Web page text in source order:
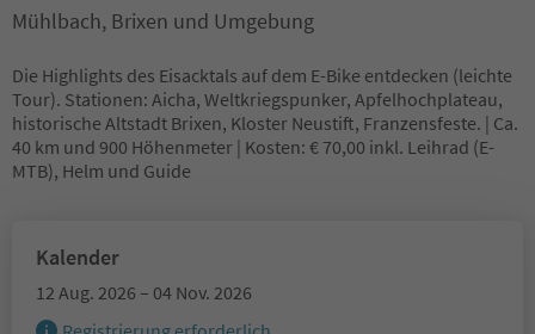
Mühlbach, Brixen und Umgebung
Die Highlights des Eisacktals auf dem E-Bike entdecken (leichte
Tour). Stationen: Aicha, Weltkriegspunker, Apfelhochplateau,
historische Altstadt Brixen, Kloster Neustift, Franzensfeste. | Ca.
40 km und 900 Höhenmeter | Kosten: € 70,00 inkl. Leihrad (E-
MTB), Helm und Guide
Kalender
12 Aug. 2026 – 04 Nov. 2026